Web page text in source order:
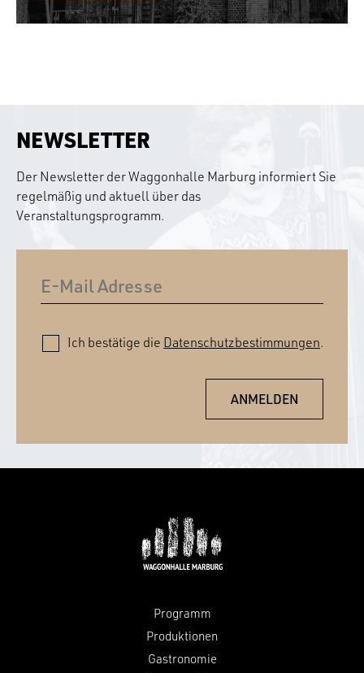
NEWSLETTER
Der Newsletter der Waggonhalle Marburg informiert Sie
regelmäßig und aktuell über das
Veranstaltungsprogramm.
Ich bestätige die Datenschutzbestimmungen.
Programm
Produktionen
Gastronomie